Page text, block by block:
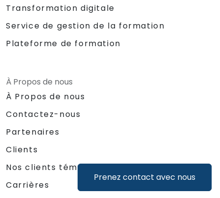
Prenez contact avec nous
Transformation digitale
Service de gestion de la formation
Plateforme de formation
À Propos de nous
À Propos de nous
Contactez-nous
Partenaires
Clients
Nos clients témoignent
Carrières